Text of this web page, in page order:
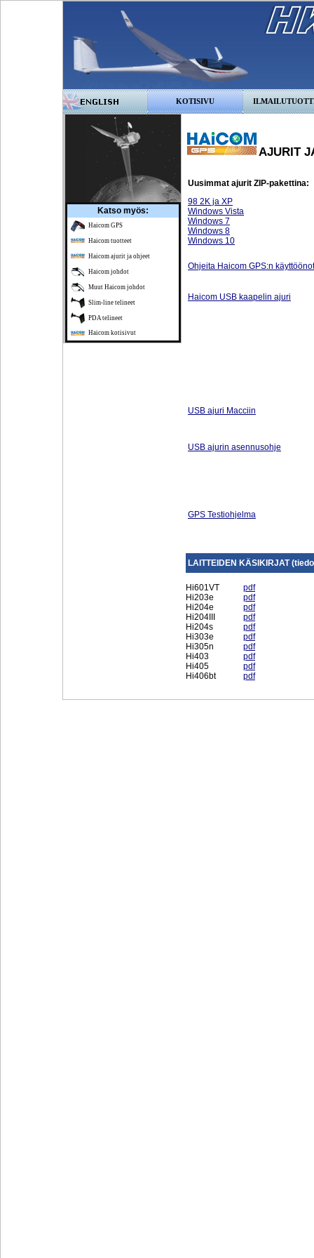
KOTISIVU
Katso myös:
Haicom GPS
Haicom tuotteet
Haicom ajurit ja ohjeet
Haicom johdot
Muut Haicom johdot
Slim-line telineet
PDA telineet
Haicom kotisivut
AJURIT
Uusimmat ajurit ZIP-pakettina:
98 2K ja XP
Windows Vista
Windows 7
Windows 8
Windows 10
Ohjeita Haicom GPS:n
Haicom USB kaapelin ajuri
USB ajuri Macciin
USB ajurin asennusohje
GPS Testiohjelma
LAITTEIDEN KÄSIKIRJAT
Hi601VT
pdf
Hi203e
pdf
Hi204e
pdf
Hi204III
pdf
Hi204s
pdf
Hi303e
pdf
Hi305n
pdf
Hi403
pdf
Hi405
pdf
Hi406bt
pdf